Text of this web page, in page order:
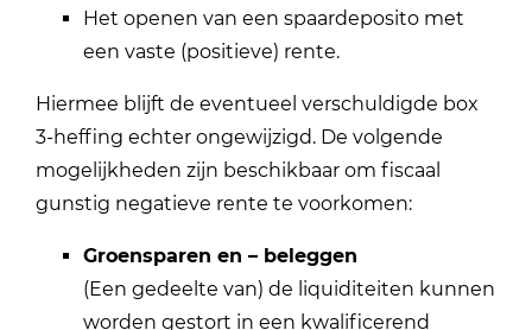
Het openen van een spaardeposito met
een vaste (positieve) rente.
Hiermee blijft de eventueel verschuldigde box
3-heffing echter ongewijzigd. De volgende
mogelijkheden zijn beschikbaar om fiscaal
gunstig negatieve rente te voorkomen:
Groensparen en – beleggen
(Een gedeelte van) de liquiditeiten kunnen
worden gestort in een kwalificerend